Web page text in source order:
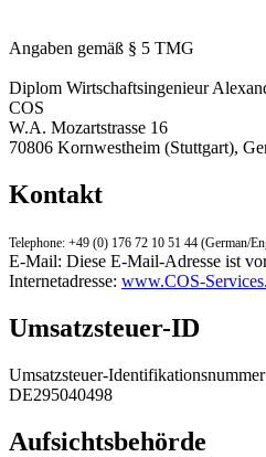
Angaben gemäß § 5 TMG
Diplom Wirtschaftsingenieur
COS
W.A. Mozartstrasse 16
70806 Kornwestheim (Stuttgart),
Kontakt
Telephone: +49 (0) 176 72 10 51 44 (German/
E-Mail: Diese E-Mail-Adresse ist
Internetadresse: www.COS-
Umsatzsteuer-ID
Umsatzsteuer-
DE295040498
Aufsichtsbehörde